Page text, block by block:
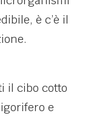
è c’è il
il cibo cotto
e